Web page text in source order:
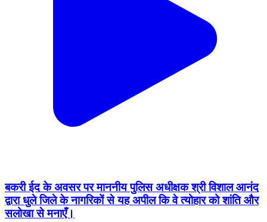
बकरी ईद के अवसर पर माननीय पुलिस अधीक्षक श्री विशाल आनंद
द्वारा धुले जिले के नागरिकों से यह अपील कि वे त्योहार को शांति और
सलोखा से मनाएँ।